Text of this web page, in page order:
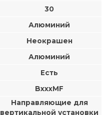
30
Алюминий
Неокрашен
Алюминий
Есть
BxxxMF
Направляющие для
вертикальной установки